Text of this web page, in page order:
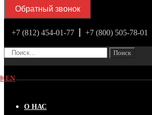
Обратный звонок
+7 (812) 454-01-77 +7 (800) 505-78-01
Поиск
EN
О НАС